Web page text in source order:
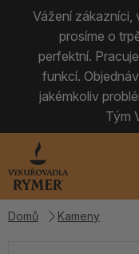
Vážení zákazníci,
prosíme o
perfektní.
funkcí.
jakémkoliv
Tým
Domů Kameny